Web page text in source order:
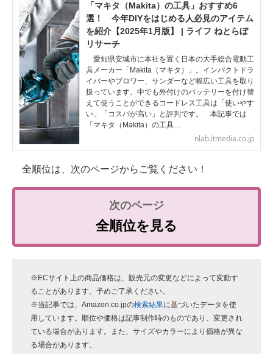
「マキタ（Makita）の工具」おすすめ6
選！ 今年DIYをはじめる人必見のアイテム
を紹介【2025年1月版】 | ライフ ねとらぼ
リサーチ
愛知県安城市に本社を置く日本の大手総合電動工
具メーカー「Makita（マキタ）」。インパクトドラ
イバーやブロワー、サンダーなど幅広い工具を取り
扱っています。中でも外付けのバッテリーを付け替
えて使うことができるコードレス工具は「使いやす
い」「コスパが高い」と評判です。 本記事では
「マキタ（Makita）の工具…
nlab.itmedia.co.jp
全順位は、次のページからご覧ください！
全順位を見る
※ECサイト上の商品価格は、販売元の変更などによって変動す
ることがあります。予めご了承ください。
※当記事では、Amazon.co.jpの検索結果に基づいたデータを使
用しています。順位や価格は記事制作時のものであり、変更され
ている場合があります。また、サイズやカラーにより価格が異な
る場合があります。